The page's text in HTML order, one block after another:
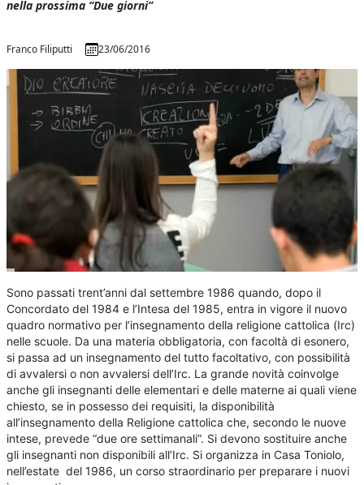
nella prossima “Due giorni”
Franco Filiputti 23/06/2016
Sono passati trent’anni dal settembre 1986 quando, dopo il
Concordato del 1984 e l’Intesa del 1985, entra in vigore il nuovo
quadro normativo per l’insegnamento della religione cattolica (Irc)
nelle scuole. Da una materia obbligatoria, con facoltà di esonero,
si passa ad un insegnamento del tutto facoltativo, con possibilità
di avvalersi o non avvalersi dell’Irc. La grande novità coinvolge
anche gli insegnanti delle elementari e delle materne ai quali viene
chiesto, se in possesso dei requisiti, la disponibilità
all’insegnamento della Religione cattolica che, secondo le nuove
intese, prevede “due ore settimanali”. Si devono sostituire anche
gli insegnanti non disponibili all’Irc. Si organizza in Casa Toniolo,
nell’estate del 1986, un corso straordinario per preparare i nuovi